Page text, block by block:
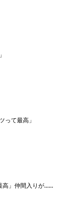
って最高」
」仲間入りが......